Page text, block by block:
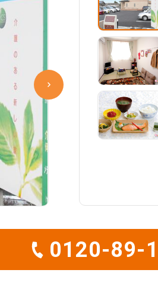
0120-89-